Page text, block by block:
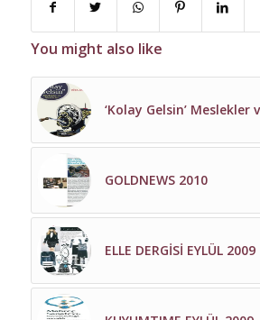
You might also like
‘Kolay Gelsin’ Meslekler
GOLDNEWS 2010
ELLE DERGİSİ EYLÜL 2009